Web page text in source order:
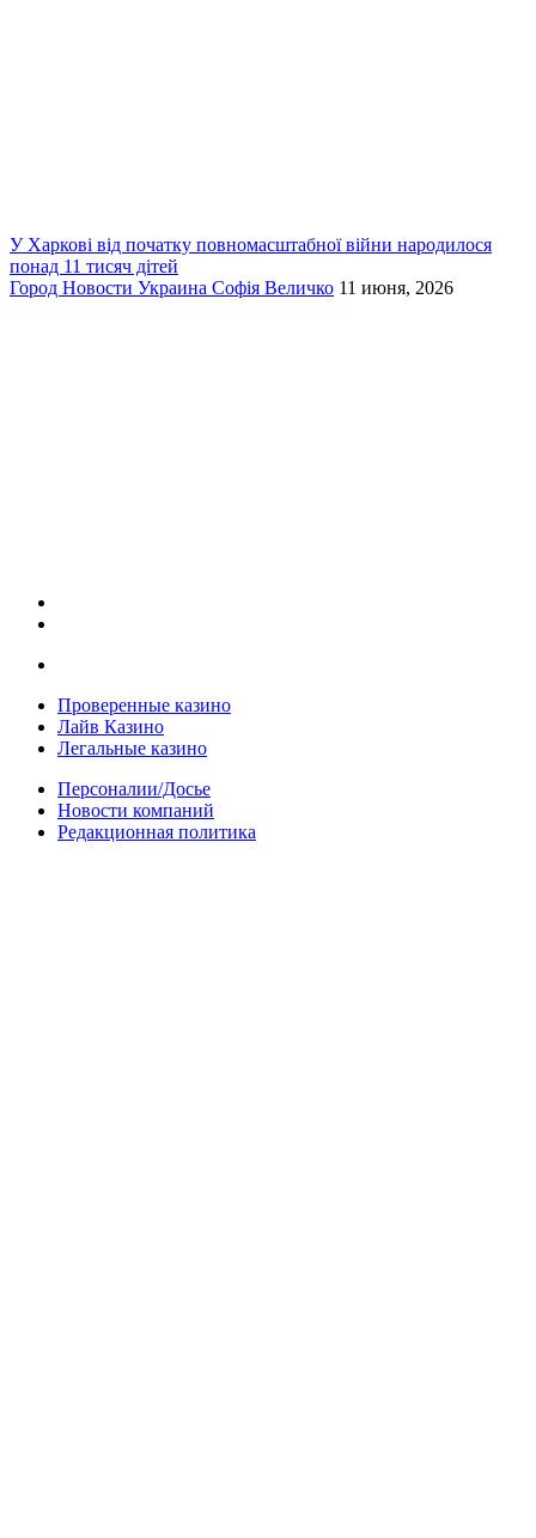
У Харкові від початку повномасштабної війни народилося
понад 11 тисяч дітей
Город Новости Украина Софія Величко 11 июня, 2026
Проверенные казино
Лайв Казино
Легальные казино
Персоналии/Досье
Новости компаний
Редакционная политика